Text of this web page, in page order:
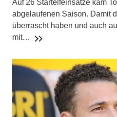
Auf 26 Startelfeinsätze kam
abgelaufenen Saison. Damit
überrascht haben und auch
mit…